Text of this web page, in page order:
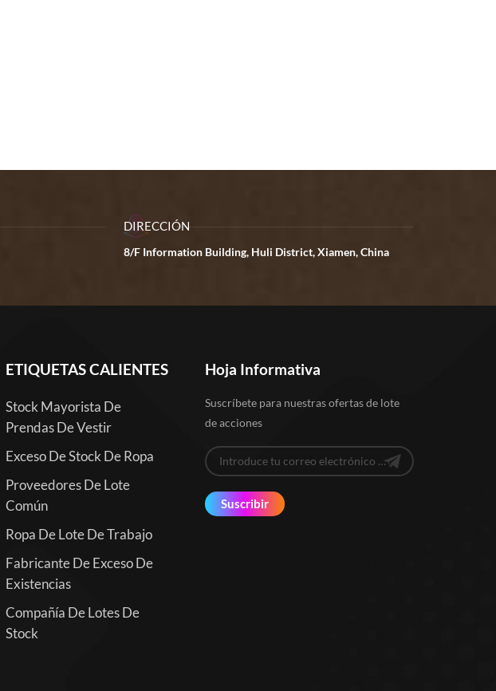
DIRECCIÓN
8/F Information Building, Huli District, Xiamen, China
ETIQUETAS CALIENTES
Stock Mayorista De
Prendas De Vestir
Exceso De Stock De Ropa
Proveedores De Lote
Común
Ropa De Lote De Trabajo
Fabricante De Exceso De
Existencias
Compañía De Lotes De
Stock
Hoja Informativa
Suscríbete para nuestras ofertas de lote
de acciones
Suscribir